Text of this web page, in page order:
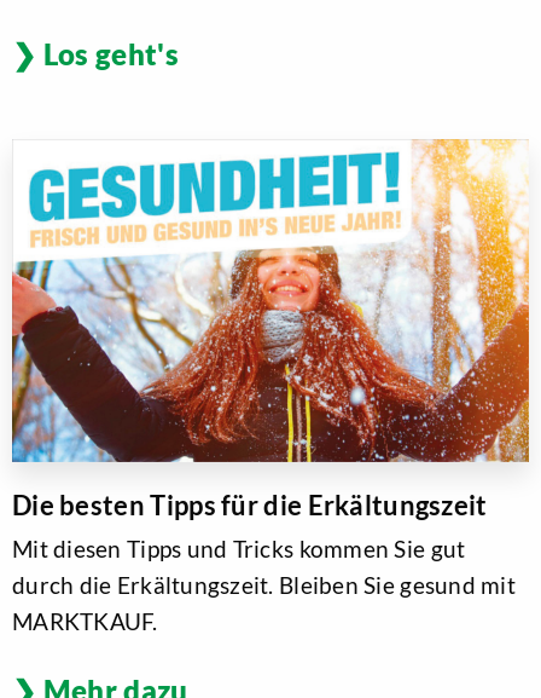
Los geht's
Die besten Tipps für die Erkältungszeit
Mit diesen Tipps und Tricks kommen Sie gut
durch die Erkältungszeit. Bleiben Sie gesund mit
MARKTKAUF.
Mehr dazu